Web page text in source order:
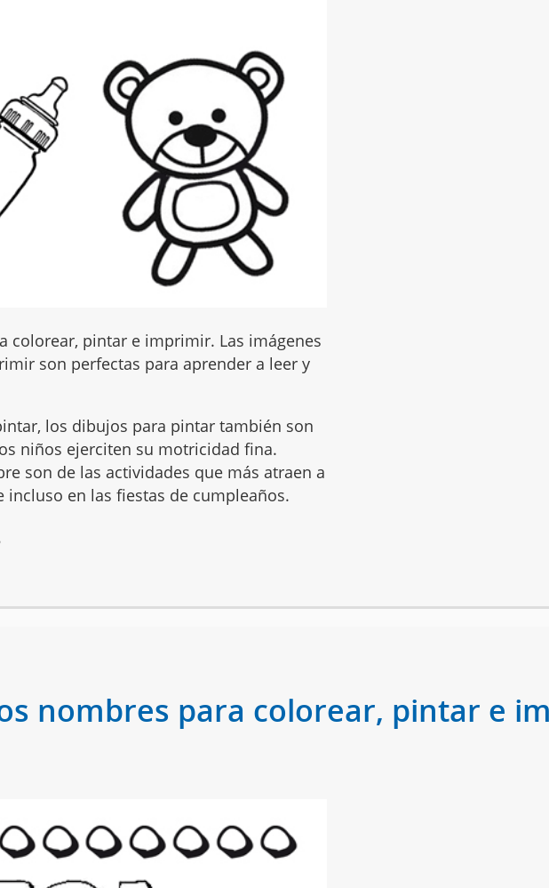
colorear, pintar e imprimir. Las imágenes
son perfectas para aprender a leer y
los dibujos para pintar también son
niños ejerciten su motricidad fina.
son de las actividades que más atraen a
incluso en las fiestas de cumpleaños.
nombres para colorear, pintar e